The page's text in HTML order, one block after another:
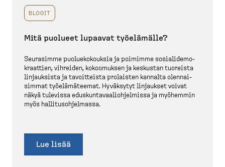
BLOGIT
Mitä puolueet lupaavat työelämälle?
Seurasimme puolue­ko­kouksia ja poimimme sosiali­de­mo­
kraattien, vihreiden, kokoomuksen ja keskustan tuoreista
linjauksista ja tavoit­teista prolaisten kannalta olennai­
simmat työelä­mä­teemat. Hyväksytyt linjaukset voivat
näkyä tulevissa eduskun­ta­vaa­lioh­jelmissa ja myöhemmin
myös hallitus­oh­jelmassa.
Lue lisää